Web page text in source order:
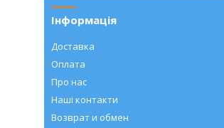
Інформація
Доставка
Оплата
Про нас
Наші контакти
Возврат и обмен